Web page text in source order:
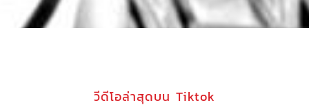
วีดีโอล่าสุดบน Tiktok